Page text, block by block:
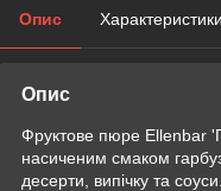
Опис Характеристики
Опис
Фруктове пюре Ellenbar
насиченим смаком
десерти, випічку та